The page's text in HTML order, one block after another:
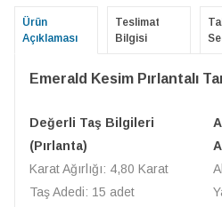
Ürün
Açıklaması
Teslimat
Bilgisi
Emerald Kesim Pırlantalı
Değerli Taş Bilgileri
(Pırlanta)
Karat Ağırlığı: 4,80 Karat
Taş Adedi: 15 adet